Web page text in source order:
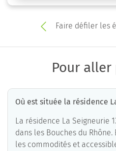
Faire défiler les
Pour
Où est située la résidence
La résidence La Seigneurie
dans les Bouches du
les commodités et